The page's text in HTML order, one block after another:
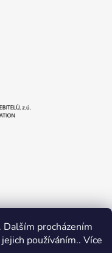
procházením
používáním.. Více